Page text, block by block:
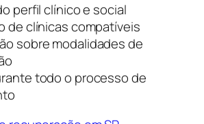
perfil clínico e social
de clínicas compatíveis
sobre modalidades de
todo o processo de